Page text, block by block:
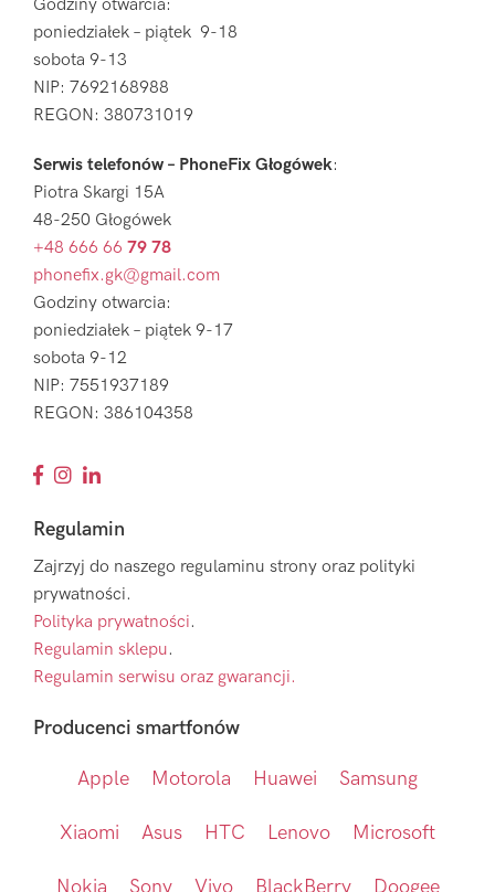
Godziny otwarcia:
poniedziałek – piątek 9-18
sobota 9-13
NIP: 7692168988
REGON: 380731019
Serwis telefonów – PhoneFix Głogówek:
Piotra Skargi 15A
48-250 Głogówek
+48 666 66 79 78
phonefix.gk@gmail.com
Godziny otwarcia:
poniedziałek – piątek 9-17
sobota 9-12
NIP: 7551937189
REGON: 386104358
Regulamin
Zajrzyj do naszego regulaminu strony oraz polityki
prywatności.
Polityka prywatności.
Regulamin sklepu.
Regulamin serwisu oraz gwarancji.
Producenci smartfonów
Apple Motorola Huawei Samsung
Xiaomi Asus HTC Lenovo Microsoft
Nokia Sony Vivo BlackBerry Doogee